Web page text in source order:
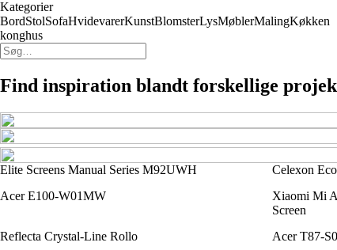
Kategorier
BordStolSofaHvidevarerKunstBlomsterLysMøblerMalingKøkken
konghus
Find inspiration blandt forskellige
Elite Screens Manual Series M92UWH Celexon
Acer E100-W01MW
Xiaomi Mi
Screen
Reflecta Crystal-Line Rollo
Acer T87-